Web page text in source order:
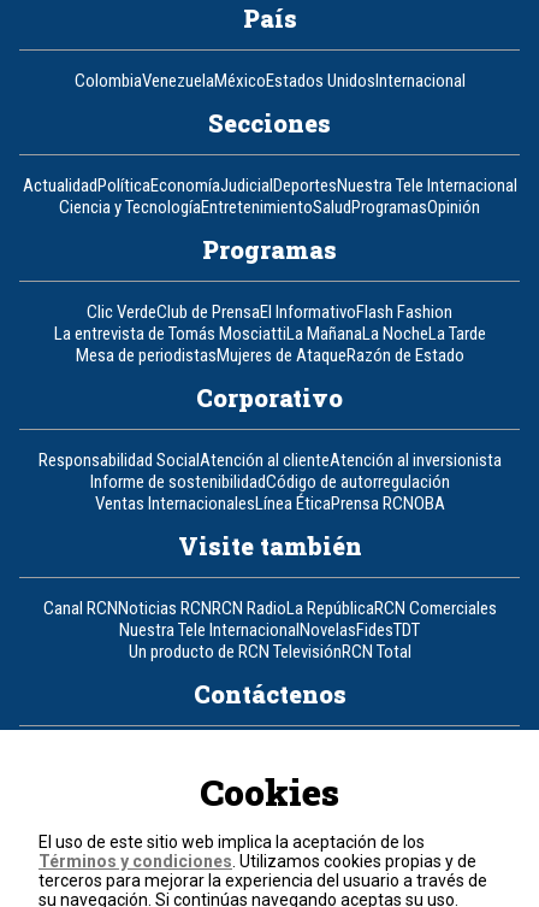
País
ColombiaVenezuelaMéxicoEstados UnidosInternacional
Secciones
ActualidadPolíticaEconomíaJudicialDeportesNuestra Tele Internacional
Ciencia y TecnologíaEntretenimientoSaludProgramasOpinión
Programas
Clic VerdeClub de PrensaEl InformativoFlash Fashion
La entrevista de Tomás MosciattiLa MañanaLa NocheLa Tarde
Mesa de periodistasMujeres de AtaqueRazón de Estado
Corporativo
Responsabilidad SocialAtención al clienteAtención al inversionista
Informe de sostenibilidadCódigo de autorregulación
Ventas InternacionalesLínea ÉticaPrensa RCNOBA
Visite también
Canal RCNNoticias RCNRCN RadioLa RepúblicaRCN Comerciales
Nuestra Tele InternacionalNovelasFidesTDT
Un producto de RCN TelevisiónRCN Total
Contáctenos
Política de cookies
Términos y condiciones
© 2026, RCN Medios.
Cookies
El uso de este sitio web implica la aceptación de los
Términos y condiciones . Utilizamos cookies propias y de
terceros para mejorar la experiencia del usuario a través de
su navegación. Si continúas navegando aceptas su uso.